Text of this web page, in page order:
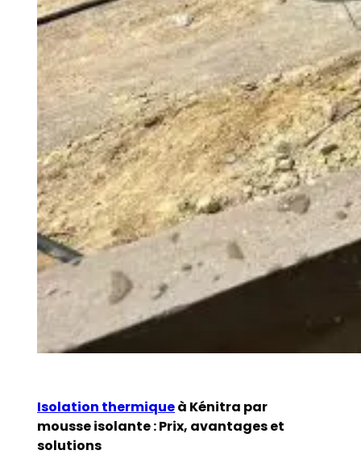
Isolation thermiqueà Kénitra par
mousse isolante : Prix, avantages et
solutions